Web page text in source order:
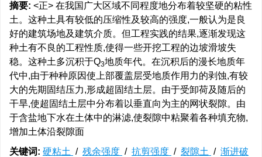
摘要: <正> 在我国广大区域不同程度地分布着较坚硬的粘性
土。这种土具有较低的压缩性及较高的强度,一般认为是良
好的建筑场地及建筑介质。但工程实践的结果,逐渐发现这
种土有不良的工程性质,使得一些开挖工程的边坡滑坡失
稳。这种土多沉积于Q3地质年代。在沉积后的漫长地质年
代中,由于种种原因使上部覆盖层受地质作用力的剥蚀,有较
大的先期固结压力,形成超固结土层。由于受卸荷及随后的
干旱,使超固结土层中分布着以垂直向为主的网状裂隙。由
于含盐地下水在土体中的淋滤,使裂隙中粘聚着各种填充物,
增加土体沿裂隙面
关键词: 硬粘土 / 残余强度 / 抗剪强度 / 裂隙土 / 渐进破